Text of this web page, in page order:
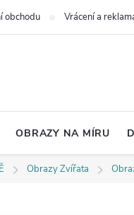
obchodu Vrácení a
OBRAZY NA MÍRU
Obrazy Zvířata